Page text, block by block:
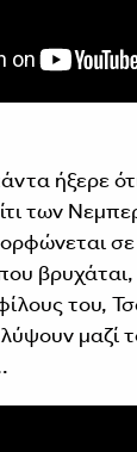
ήξερε
των
βρυχάται,
του,
μαζί